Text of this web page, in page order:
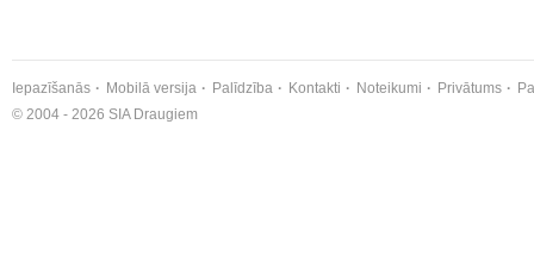
Iepazīšanās Mobilā versija Palīdzība Kontakti Noteikumi Privātums
© 2004 - 2026 SIA Draugiem